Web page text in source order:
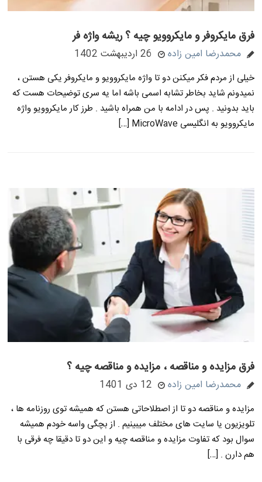
فرق مایکروفر و مایکروویو چیه ؟ ریشه واژه فر
محمدرضا امین زاده 26 اردیبهشت 1402
خیلی از مردم فکر میکنن دو تا واژه مایکروویو و مایکروفر یکی هستن ،
نمیدونم شاید بخاطر تشابه اسمی باشه اما یه سری توضیحات هست که
باید بدونید . پس در ادامه با من همراه باشید . طرز کار مایکروویو واژه
مایکروویو به انگلیسی MicroWave […]
فرق مزایده و مناقصه ، مزایده و مناقصه چیه ؟
محمدرضا امین زاده 12 دی 1401
مزایده و مناقصه دو تا از اصطلاحاتی هستن که همیشه توی روزنامه ها ،
تلویزیون یا سایت های مختلف میبینیم . از بچگی واسه خودم همیشه
سوال بود که تفاوت مزایده و مناقصه چیه و این دو تا دقیقا چه فرقی با
هم دارن . […]